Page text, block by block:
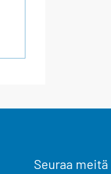
Seuraa meitä